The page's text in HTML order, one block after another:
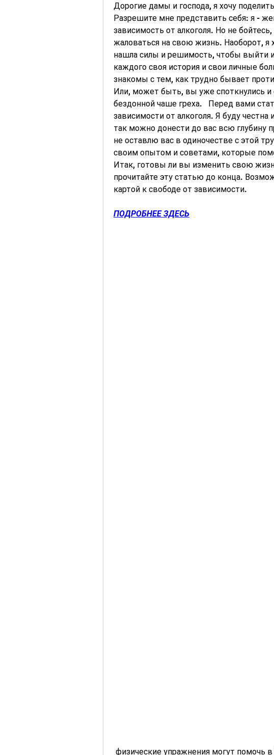
Дорогие дамы и господа, я хочу
Разрешите мне представить себя: я -
зависимость от алкоголя. Но не
жаловаться на свою жизнь. Наоборот, я
нашла силы и решимость, чтобы выйти
каждого своя история и свои личные
знакомы с тем, как трудно бывает
Или, может быть, вы уже споткнулись и
бездонной чаше греха.   Перед вами
зависимости от алкоголя. Я буду
так можно донести до вас всю глубину
не оставлю вас в одиночестве с этой
своим опытом и советами, которые
Итак, готовы ли вы изменить свою
прочитайте эту статью до конца.
картой к свободе от зависимости.
ПОДРОБНЕЕ ЗДЕСЬ